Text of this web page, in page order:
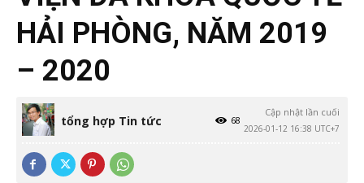
HẢI PHÒNG, NĂM 2019
– 2020
tổng hợp Tin tức
Cập nhật lần cuối
2026-01-12 16:38 UTC+7
68